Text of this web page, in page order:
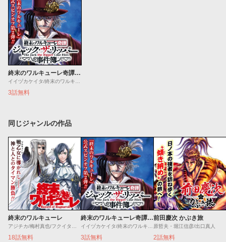
終末のワルキューレ奇譚 ジャック・ザ・リッパーの事件簿
イイヅカケイタ/終末のワルキューレ
3話無料
同じジャンルの作品
終末のワルキューレ
アジチカ/梅村真也/フクイタクミ
18話無料
終末のワルキューレ奇譚 ジャック・ザ・リッパーの事件簿
イイヅカケイタ/終末のワルキューレ
3話無料
前田慶次 かぶき旅
原哲夫・堀江信彦/出口真人
2話無料